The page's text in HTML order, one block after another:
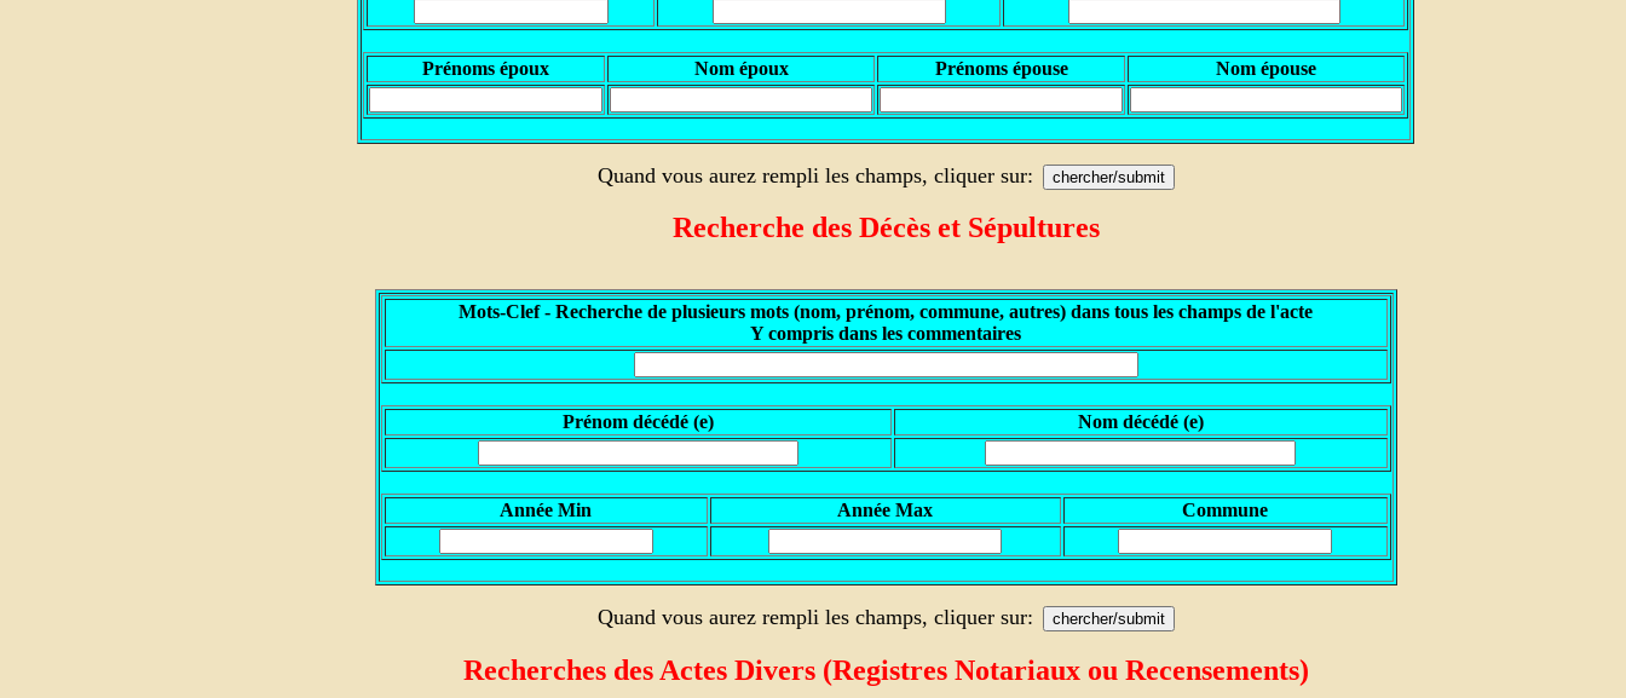
Prénoms époux Nom époux Prénoms épouse Nom épouse
Quand vous aurez rempli les champs, cliquer sur:
Recherche des Décès et Sépultures
Mots-Clef - Recherche de plusieurs mots (nom, prénom, commune, autres) dans tous les champs de l'acte
Y compris dans les commentaires
Prénom décédé (e) Nom décédé (e)
Année Min Année Max Commune
Quand vous aurez rempli les champs, cliquer sur:
Recherches des Actes Divers (Registres Notariaux ou Recensements)